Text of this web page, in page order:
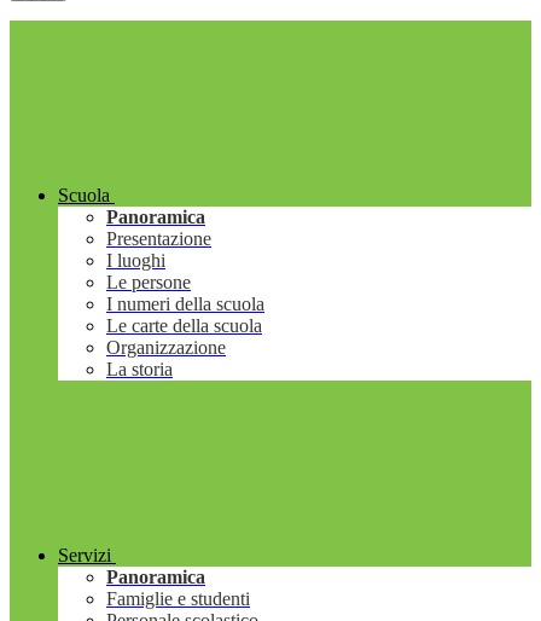
Scuola
Panoramica
Presentazione
I luoghi
Le persone
I numeri della scuola
Le carte della scuola
Organizzazione
La storia
Servizi
Panoramica
Famiglie e studenti